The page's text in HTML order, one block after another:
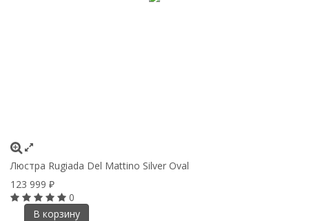
Люстра Rugiada Del Mattino Silver Oval
123 999 ₽
0
В корзину